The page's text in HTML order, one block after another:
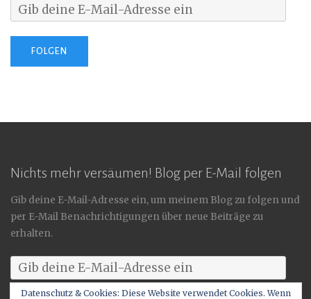
FOLGEN
Nichts mehr versäumen! Blog per E-Mail folgen
Gib deine E-Mail-Adresse ein, um meinem Blog zu folgen und
per E-Mail Benachrichtigungen über neue Beiträge zu
erhalten.
Datenschutz & Cookies: Diese Website verwendet Cookies. Wenn